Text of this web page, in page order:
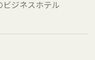
ジネスホテル